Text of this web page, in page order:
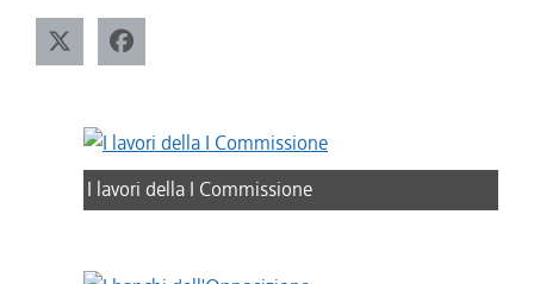
I lavori della I Commissione